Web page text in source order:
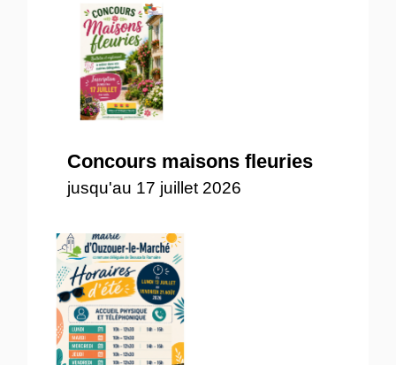
Concours maisons fleuries
jusqu'au 17 juillet 2026